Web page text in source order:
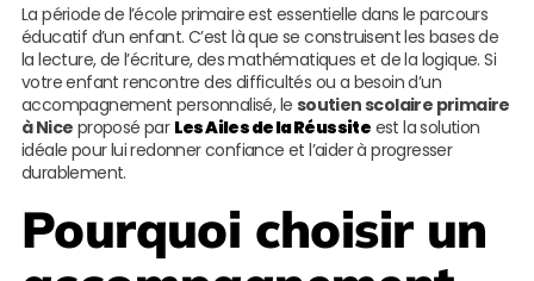
La période de l’école primaire est essentielle dans le parcours
éducatif d’un enfant. C’est là que se construisent les bases de
la lecture, de l’écriture, des mathématiques et de la logique. Si
votre enfant rencontre des difficultés ou a besoin d’un
accompagnement personnalisé, le soutien scolaire primaire
à Nice proposé par Les Ailes de la Réussite est la solution
idéale pour lui redonner confiance et l’aider à progresser
durablement.
Pourquoi choisir un